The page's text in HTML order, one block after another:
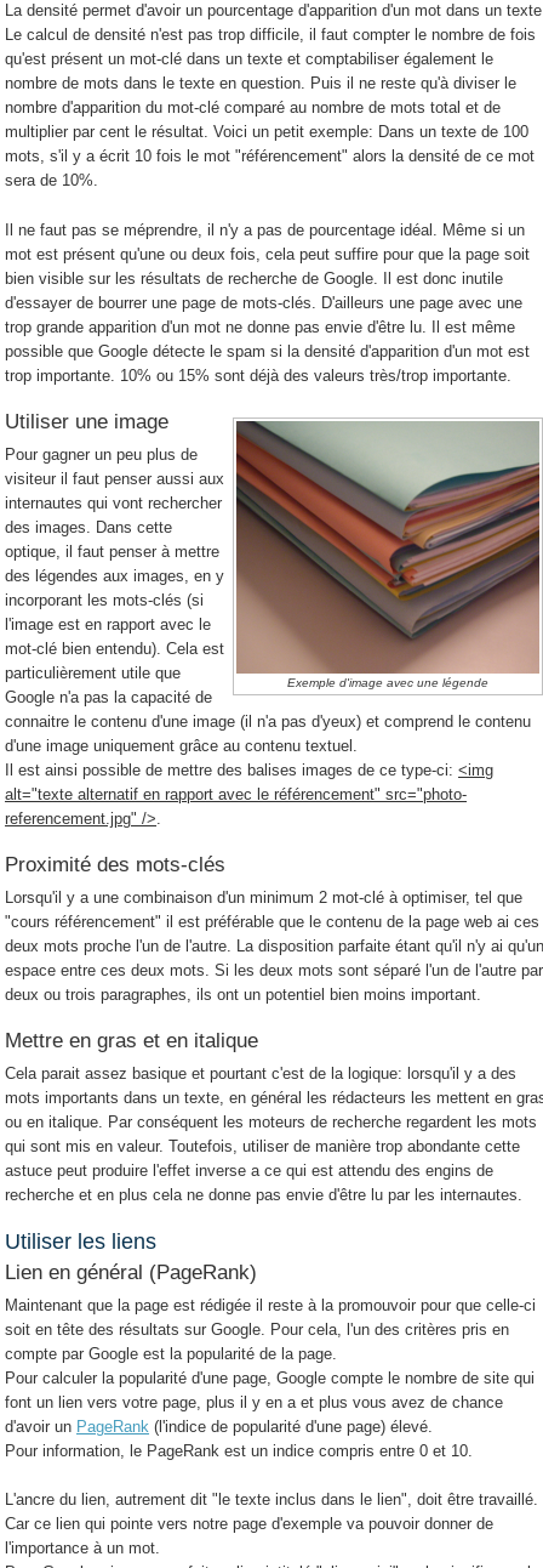
La densité permet d'avoir un pourcentage d'apparition d'un mot dans un
Le calcul de densité n'est pas trop difficile, il faut compter le nombre de fois
qu'est présent un mot-clé dans un texte et comptabiliser également le
nombre de mots dans le texte en question. Puis il ne reste qu'à diviser le
nombre d'apparition du mot-clé comparé au nombre de mots total et de
multiplier par cent le résultat. Voici un petit exemple: Dans un texte de 100
mots, s'il y a écrit 10 fois le mot "référencement" alors la densité de ce mot
sera de 10%.
Il ne faut pas se méprendre, il n'y a pas de pourcentage idéal. Même si un
mot est présent qu'une ou deux fois, cela peut suffire pour que la page soit
bien visible sur les résultats de recherche de Google. Il est donc inutile
d'essayer de bourrer une page de mots-clés. D'ailleurs une page avec une
trop grande apparition d'un mot ne donne pas envie d'être lu. Il est même
possible que Google détecte le spam si la densité d'apparition d'un mot est
trop importante. 10% ou 15% sont déjà des valeurs très/trop importante.
Exemple d'image avec une légende
Utiliser une image
Pour gagner un peu plus de
visiteur il faut penser aussi aux
internautes qui vont rechercher
des images. Dans cette
optique, il faut penser à mettre
des légendes aux images, en y
incorporant les mots-clés (si
l'image est en rapport avec le
mot-clé bien entendu). Cela est
particulièrement utile que
Google n'a pas la capacité de
connaitre le contenu d'une image (il n'a pas d'yeux) et comprend le contenu
d'une image uniquement grâce au contenu textuel.
Il est ainsi possible de mettre des balises images de ce type-ci:<img
alt="texte alternatif en rapport avec le référencement" src="photo-
referencement.jpg" />
Proximité des mots-clés
Lorsqu'il y a une combinaison d'un minimum 2 mot-clé à optimiser, tel que
"cours référencement" il est préférable que le contenu de la page web ai ces
deux mots proche l'un de l'autre. La disposition parfaite étant qu'il n'y ai
espace entre ces deux mots. Si les deux mots sont séparé l'un de l'autre par
deux ou trois paragraphes, ils ont un potentiel bien moins important.
Mettre en gras et en italique
Cela parait assez basique et pourtant c'est de la logique: lorsqu'il y a des
mots importants dans un texte, en général les rédacteurs les mettent en
ou en italique. Par conséquent les moteurs de recherche regardent les mots
qui sont mis en valeur. Toutefois, utiliser de manière trop abondante cette
astuce peut produire l'effet inverse a ce qui est attendu des engins de
recherche et en plus cela ne donne pas envie d'être lu par les internautes.
Utiliser les liens
Lien en général (PageRank)
Maintenant que la page est rédigée il reste à la promouvoir pour que celle-ci
soit en tête des résultats sur Google. Pour cela, l'un des critères pris en
compte par Google est la popularité de la page.
Pour calculer la popularité d'une page, Google compte le nombre de site qui
font un lien vers votre page, plus il y en a et plus vous avez de chance
d'avoir un PageRank (l'indice de popularité d'une page) élevé.
Pour information, le PageRank est un indice compris entre 0 et 10.
L'ancre du lien, autrement dit "le texte inclus dans le lien", doit être travaillé.
Car ce lien qui pointe vers notre page d'exemple va pouvoir donner de
l'importance à un mot.